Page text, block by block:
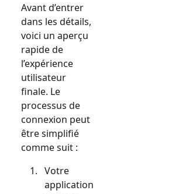
Avant d’entrer
dans les détails,
voici un aperçu
rapide de
l’expérience
utilisateur
finale. Le
processus de
connexion peut
être simplifié
comme suit :
Votre
application